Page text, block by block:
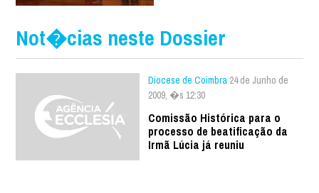
Not�cias neste Dossier
Diocese de Coimbra 24 de Junho de
2009, �s 12:30
Comissão Histórica para o
processo de beatificação da
Irmã Lúcia já reuniu